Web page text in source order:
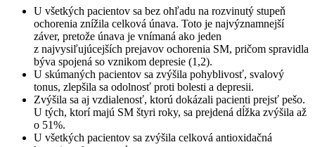
U všetkých pacientov sa bez ohľadu na rozvinutý stupeň
ochorenia znížila celková únava. Toto je najvýznamnejší
záver, pretože únava je vnímaná ako jeden
z najvysiľujúcejších prejavov ochorenia SM, pričom spravidla
býva spojená so vznikom depresie (1,2).
U skúmaných pacientov sa zvýšila pohyblivosť, svalový
tonus, zlepšila sa odolnosť proti bolesti a depresii.
Zvýšila sa aj vzdialenosť, ktorú dokázali pacienti prejsť pešo.
U tých, ktorí majú SM štyri roky, sa prejdená dĺžka zvýšila až
o 51%.
U všetkých pacientov sa zvýšila celková antioxidačná